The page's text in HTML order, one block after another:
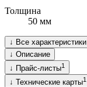
Толщина
50 мм
↓ Все характеристики
↓ Описание
↓ Прайс-листы1
↓ Технические карты1